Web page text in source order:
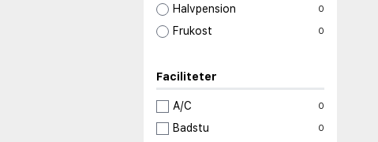
Halvpension 0
Frukost 0
Faciliteter
A/C 0
Badstu 0